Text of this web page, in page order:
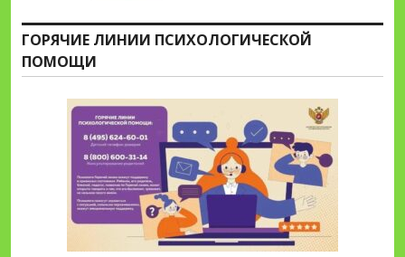
ГОРЯЧИЕ ЛИНИИ ПСИХОЛОГИЧЕСКОЙ
ПОМОЩИ